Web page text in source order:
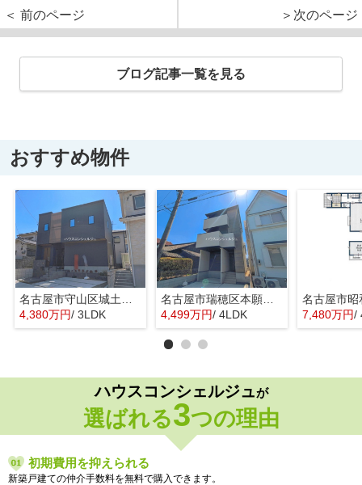
＜ 前のページ
＞次のページ
ブログ記事一覧を見る
おすすめ物件
名古屋市守山区城土町22【仲介手数料無料】新築一戸建て 1号棟
4,380万円/ 3LDK
名古屋市瑞穂区本願寺町１丁目16【仲介手数料無料】新築一戸建て 1号棟
4,499万円/ 4LDK 7,480万円/
ハウスコンシェルジュが
選ばれる3つの理由
初期費用を抑えられる
新築戸建ての仲介手数料を無料で購入できます。